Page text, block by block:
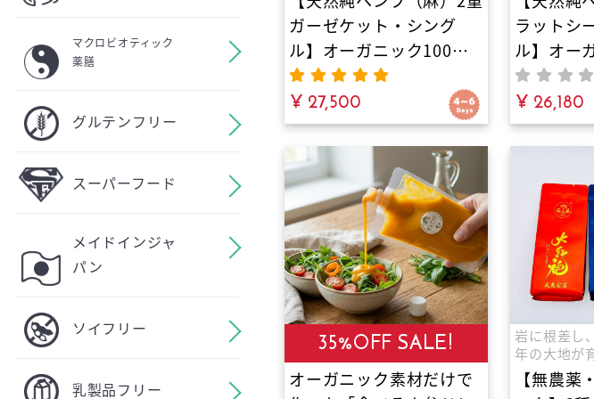
マクロビオティック
薬膳
グルテンフリー
スーパーフード
メイドインジャ
パン
ソイフリー
乳製品フリー
ガーゼケット・シング
ル】オーガニック100%
素材の安眠寝具｜重くて
暑苦しいタオルケットは
もう卒業！驚きの軽さと
柔らかさ。天然発酵糸が
作る空気の層で、エアコ
ンの冷えから体を守り、
圧倒的な吸湿発散性で寝
汗の蒸れを瞬時に逃がす
極上の肌掛け
¥ 27,500
ラットシ
ル】オー
素材の安
も掛けて
天然発酵
湿発散性
寝苦しさ
え・睡眠
で完璧に
最高級の
たに。
¥ 26,180
35%OFF SALE!
オーガニック素材だけで
岩に根差し
年の大地が
える一滴。
【無農薬